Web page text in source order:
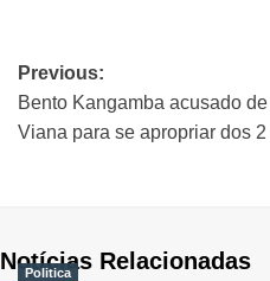
Previous:
Bento Kangamba acusado
Viana para se apropriar dos
Notícias Relacionadas
Politica